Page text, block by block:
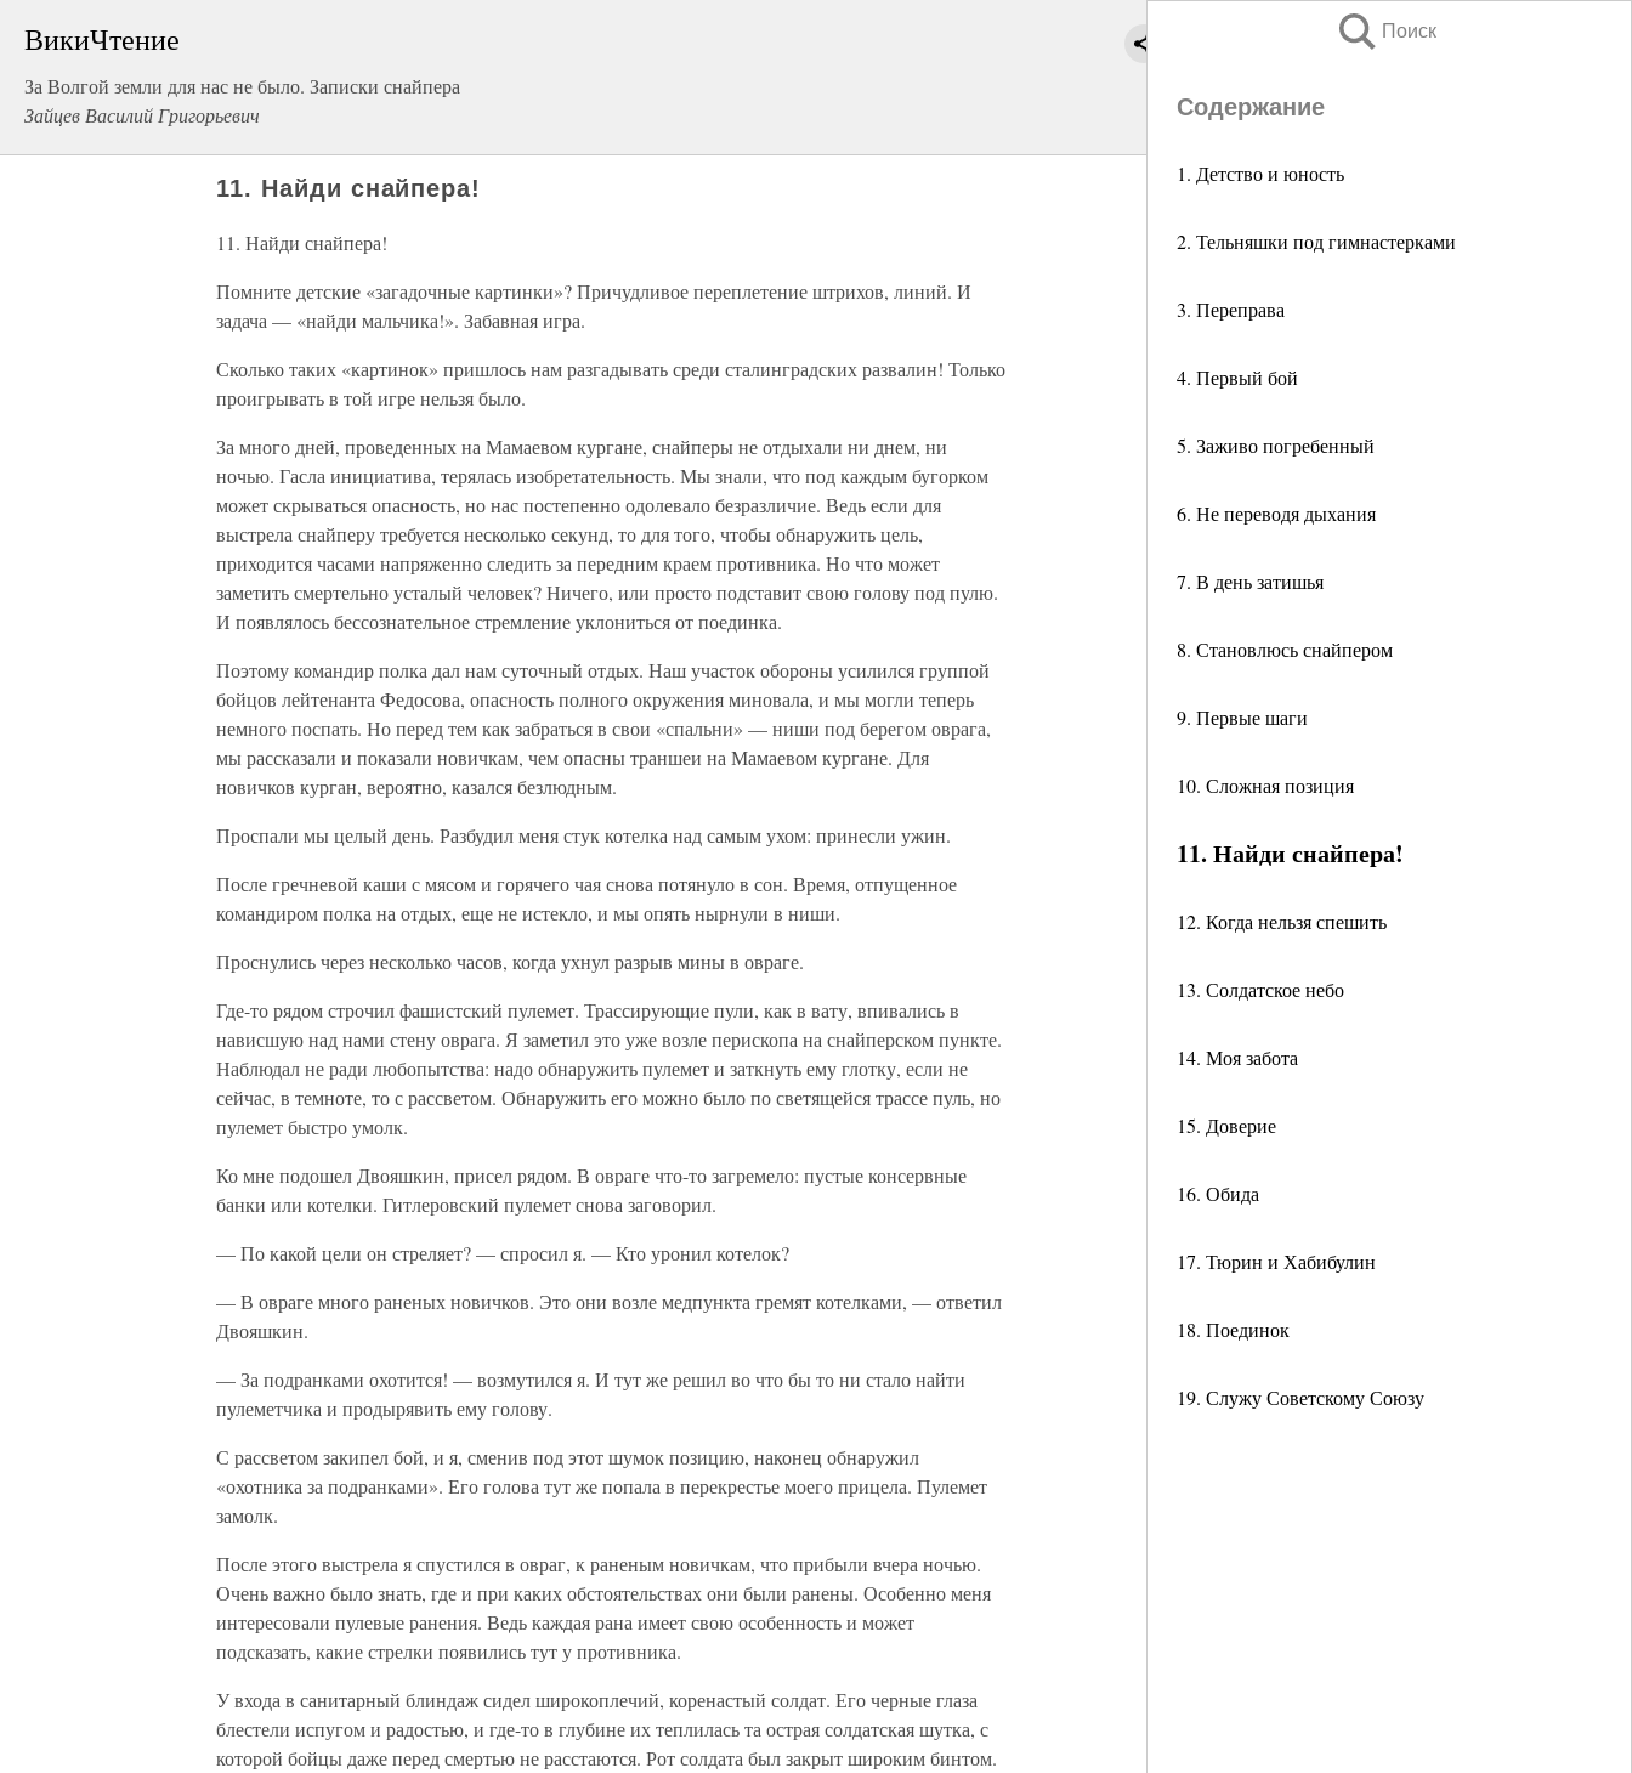
ВикиЧтение
За Волгой земли для нас не было. Записки снайпера
Зайцев Василий Григорьевич
Поиск
Содержание
1. Детство и юность
2. Тельняшки под гимнастерками
3. Переправа
4. Первый бой
5. Заживо погребенный
6. Не переводя дыхания
7. В день затишья
8. Становлюсь снайпером
9. Первые шаги
10. Сложная позиция
11. Найди снайпера!
12. Когда нельзя спешить
13. Солдатское небо
14. Моя забота
15. Доверие
16. Обида
17. Тюрин и Хабибулин
18. Поединок
19. Служу Советскому Союзу
11. Найди снайпера!
11. Найди снайпера!
Помните детские «загадочные картинки»? Причудливое переплетение штрихов, линий. И
задача — «найди мальчика!». Забавная игра.
Сколько таких «картинок» пришлось нам разгадывать среди сталинградских развалин! Только
проигрывать в той игре нельзя было.
За много дней, проведенных на Мамаевом кургане, снайперы не отдыхали ни днем, ни
ночью. Гасла инициатива, терялась изобретательность. Мы знали, что под каждым бугорком
может скрываться опасность, но нас постепенно одолевало безразличие. Ведь если для
выстрела снайперу требуется несколько секунд, то для того, чтобы обнаружить цель,
приходится часами напряженно следить за передним краем противника. Но что может
заметить смертельно усталый человек? Ничего, или просто подставит свою голову под пулю.
И появлялось бессознательное стремление уклониться от поединка.
Поэтому командир полка дал нам суточный отдых. Наш участок обороны усилился группой
бойцов лейтенанта Федосова, опасность полного окружения миновала, и мы могли теперь
немного поспать. Но перед тем как забраться в свои «спальни» — ниши под берегом оврага,
мы рассказали и показали новичкам, чем опасны траншеи на Мамаевом кургане. Для
новичков курган, вероятно, казался безлюдным.
Проспали мы целый день. Разбудил меня стук котелка над самым ухом: принесли ужин.
После гречневой каши с мясом и горячего чая снова потянуло в сон. Время, отпущенное
командиром полка на отдых, еще не истекло, и мы опять нырнули в ниши.
Проснулись через несколько часов, когда ухнул разрыв мины в овраге.
Где-то рядом строчил фашистский пулемет. Трассирующие пули, как в вату, впивались в
нависшую над нами стену оврага. Я заметил это уже возле перископа на снайперском пункте.
Наблюдал не ради любопытства: надо обнаружить пулемет и заткнуть ему глотку, если не
сейчас, в темноте, то с рассветом. Обнаружить его можно было по светящейся трассе пуль, но
пулемет быстро умолк.
Ко мне подошел Двояшкин, присел рядом. В овраге что-то загремело: пустые консервные
банки или котелки. Гитлеровский пулемет снова заговорил.
— По какой цели он стреляет? — спросил я. — Кто уронил котелок?
— В овраге много раненых новичков. Это они возле медпункта гремят котелками, — ответил
Двояшкин.
— За подранками охотится! — возмутился я. И тут же решил во что бы то ни стало найти
пулеметчика и продырявить ему голову.
С рассветом закипел бой, и я, сменив под этот шумок позицию, наконец обнаружил
«охотника за подранками». Его голова тут же попала в перекрестье моего прицела. Пулемет
замолк.
После этого выстрела я спустился в овраг, к раненым новичкам, что прибыли вчера ночью.
Очень важно было знать, где и при каких обстоятельствах они были ранены. Особенно меня
интересовали пулевые ранения. Ведь каждая рана имеет свою особенность и может
подсказать, какие стрелки появились тут у противника.
У входа в санитарный блиндаж сидел широкоплечий, коренастый солдат. Его черные глаза
блестели испугом и радостью, и где-то в глубине их теплилась та острая солдатская шутка, с
которой бойцы даже перед смертью не расстаются. Рот солдата был закрыт широким бинтом.